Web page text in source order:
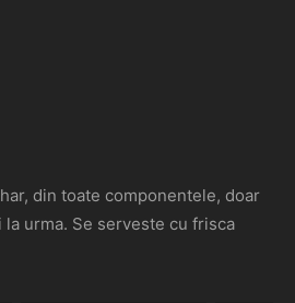
din toate componentele, doar
la urma. Se serveste cu frisca